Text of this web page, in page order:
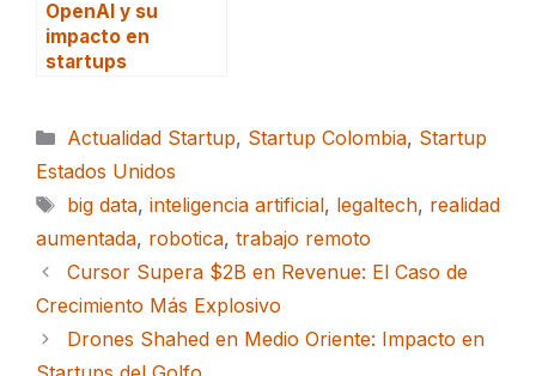
OpenAI y su
impacto en
startups
Categorías
Actualidad Startup, Startup Colombia, Startup
Estados Unidos
Etiquetas
big data, inteligencia artificial, legaltech, realidad
aumentada, robotica, trabajo remoto
Cursor Supera $2B en Revenue: El Caso de
Crecimiento Más Explosivo
Drones Shahed en Medio Oriente: Impacto en